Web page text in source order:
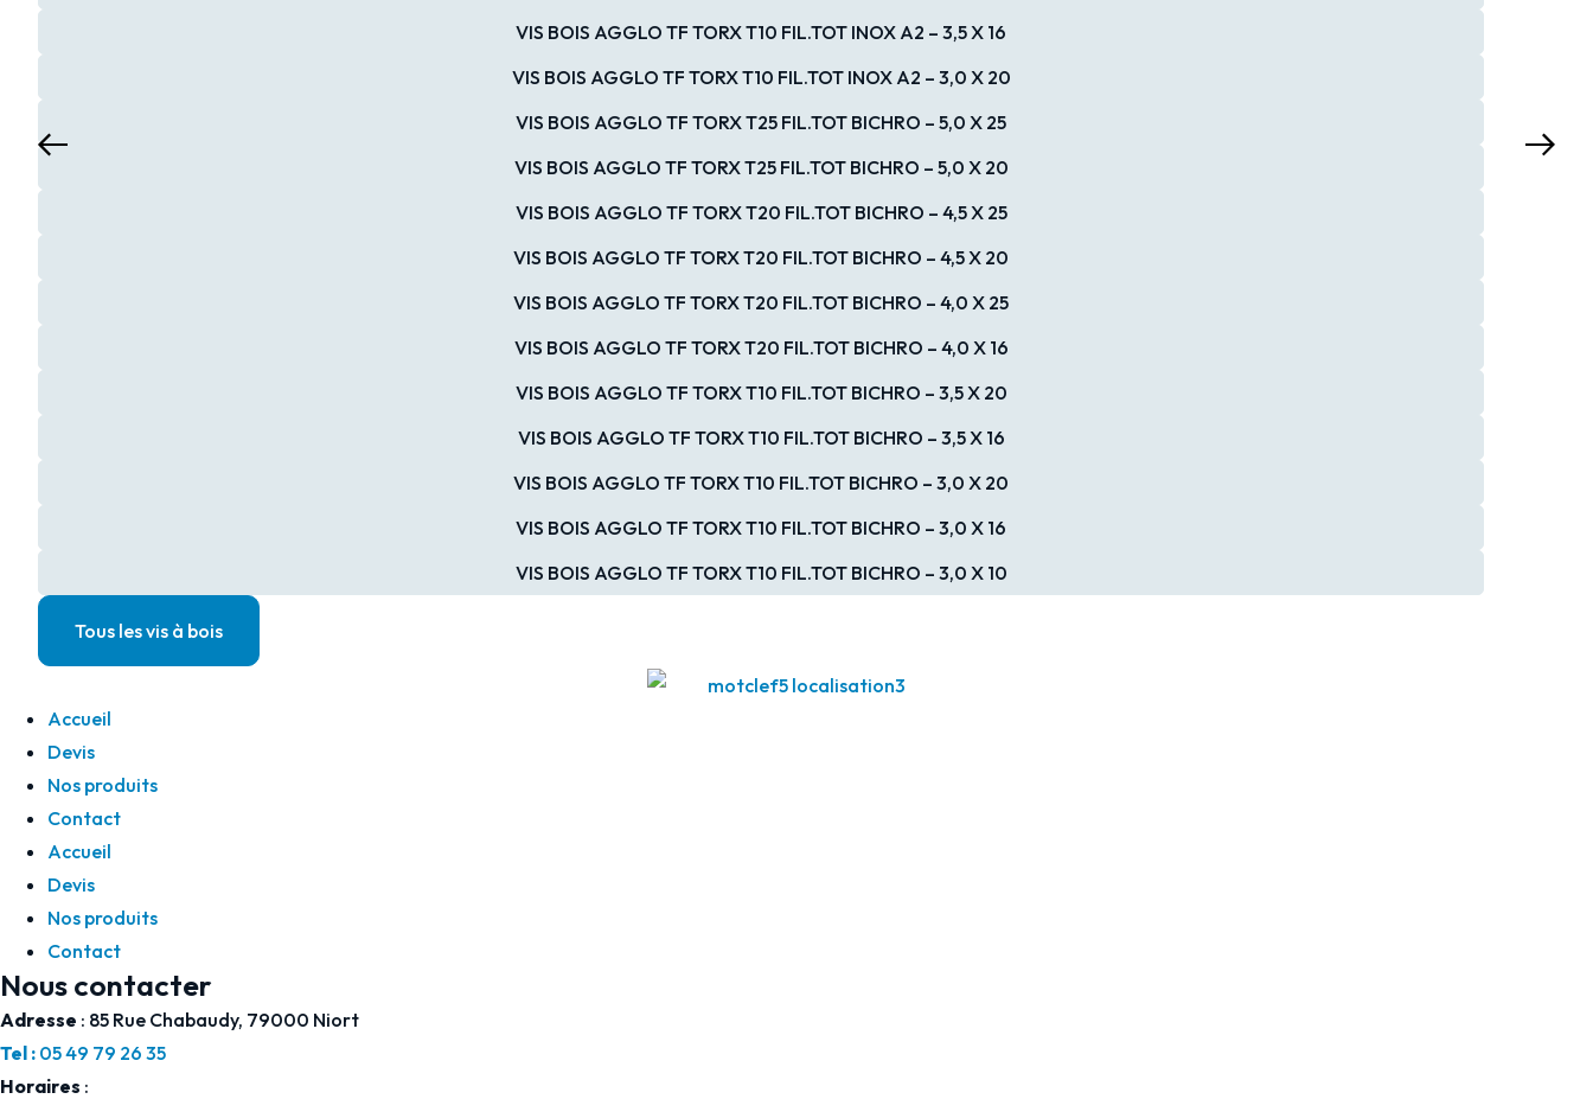
VIS BOIS AGGLO TF TORX T10 FIL.TOT INOX A2 – 3,5 X 16
VIS BOIS AGGLO TF TORX T10 FIL.TOT INOX A2 – 3,0 X 20
VIS BOIS AGGLO TF TORX T25 FIL.TOT BICHRO – 5,0 X 25
VIS BOIS AGGLO TF TORX T25 FIL.TOT BICHRO – 5,0 X 20
VIS BOIS AGGLO TF TORX T20 FIL.TOT BICHRO – 4,5 X 25
VIS BOIS AGGLO TF TORX T20 FIL.TOT BICHRO – 4,5 X 20
VIS BOIS AGGLO TF TORX T20 FIL.TOT BICHRO – 4,0 X 25
VIS BOIS AGGLO TF TORX T20 FIL.TOT BICHRO – 4,0 X 16
VIS BOIS AGGLO TF TORX T10 FIL.TOT BICHRO – 3,5 X 20
VIS BOIS AGGLO TF TORX T10 FIL.TOT BICHRO – 3,5 X 16
VIS BOIS AGGLO TF TORX T10 FIL.TOT BICHRO – 3,0 X 20
VIS BOIS AGGLO TF TORX T10 FIL.TOT BICHRO – 3,0 X 16
VIS BOIS AGGLO TF TORX T10 FIL.TOT BICHRO – 3,0 X 10
Tous les vis à bois
Accueil
Devis
Nos produits
Contact
Accueil
Devis
Nos produits
Contact
Nous contacter
Adresse : 85 Rue Chabaudy, 79000 Niort
Tel : 05 49 79 26 35
Horaires :